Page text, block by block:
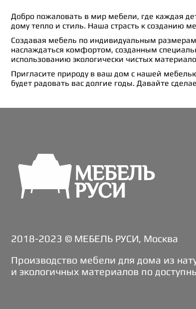
Добро пожаловать в мир мебели, где каждая
дому тепло и стиль. Наша страсть к созданию
Создавая мебель по индивидуальным
наслаждаться комфортом, созданным
использованию экологически чистых
Пригласите природу в ваш дом с нашей
будет радовать вас долгие годы. Давайте
2018-2023 © МЕБЕЛЬ РУСИ, Москва
Производство мебели для дома из
и экологичных материалов по